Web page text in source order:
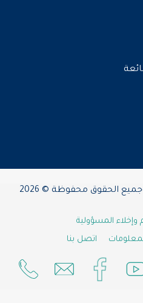
الحقوق محفوظة © 2026
المسؤولية
اتصل بنا